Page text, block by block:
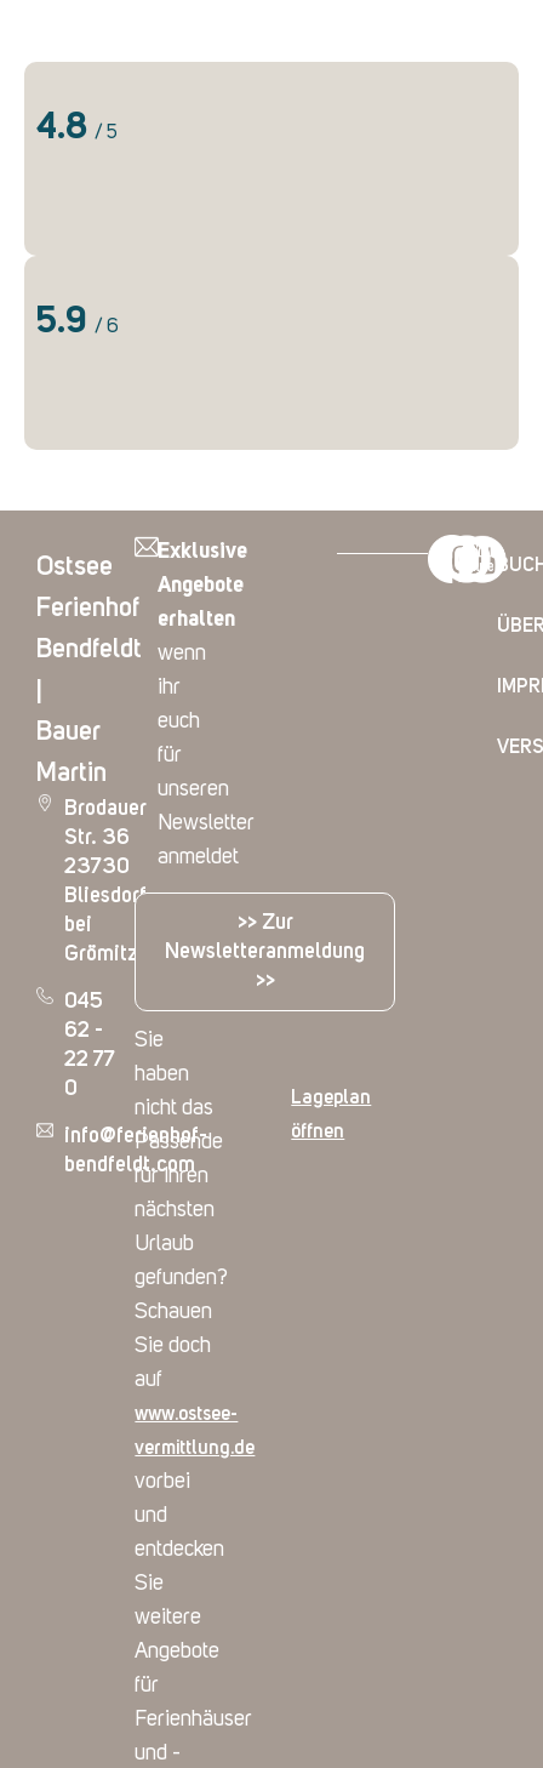
4.8 / 5
5.9 / 6
Ostsee
Ferienhof
Bendfeldt
Bauer
Martin
Brodauer
Str. 36
23730
Bliesdorf
bei
Grömitz
045
62 -
22 77
0
info@ferienhof-
bendfeldt.com
Exklusive
Angebote
erhalten
wenn
ihr
euch
für
unseren
Newsletter
anmeldet
>> Zur
Newsletteranmeldung
>>
Sie
haben
nicht das
Passende
für Ihren
nächsten
Urlaub
gefunden?
Schauen
Sie doch
auf
www.ostsee-
vermittlung.de
vorbei
und
entdecken
Sie
weitere
Angebote
für
Ferienhäuser
und -
Lageplan
öffnen